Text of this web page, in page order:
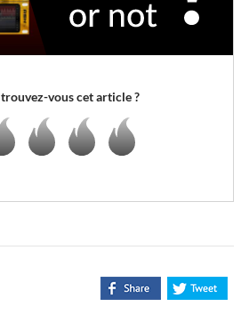
vous cet article ?